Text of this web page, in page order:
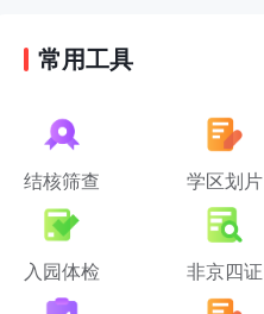
常用工具
结核筛查 学区划片
入园体检 非京四证